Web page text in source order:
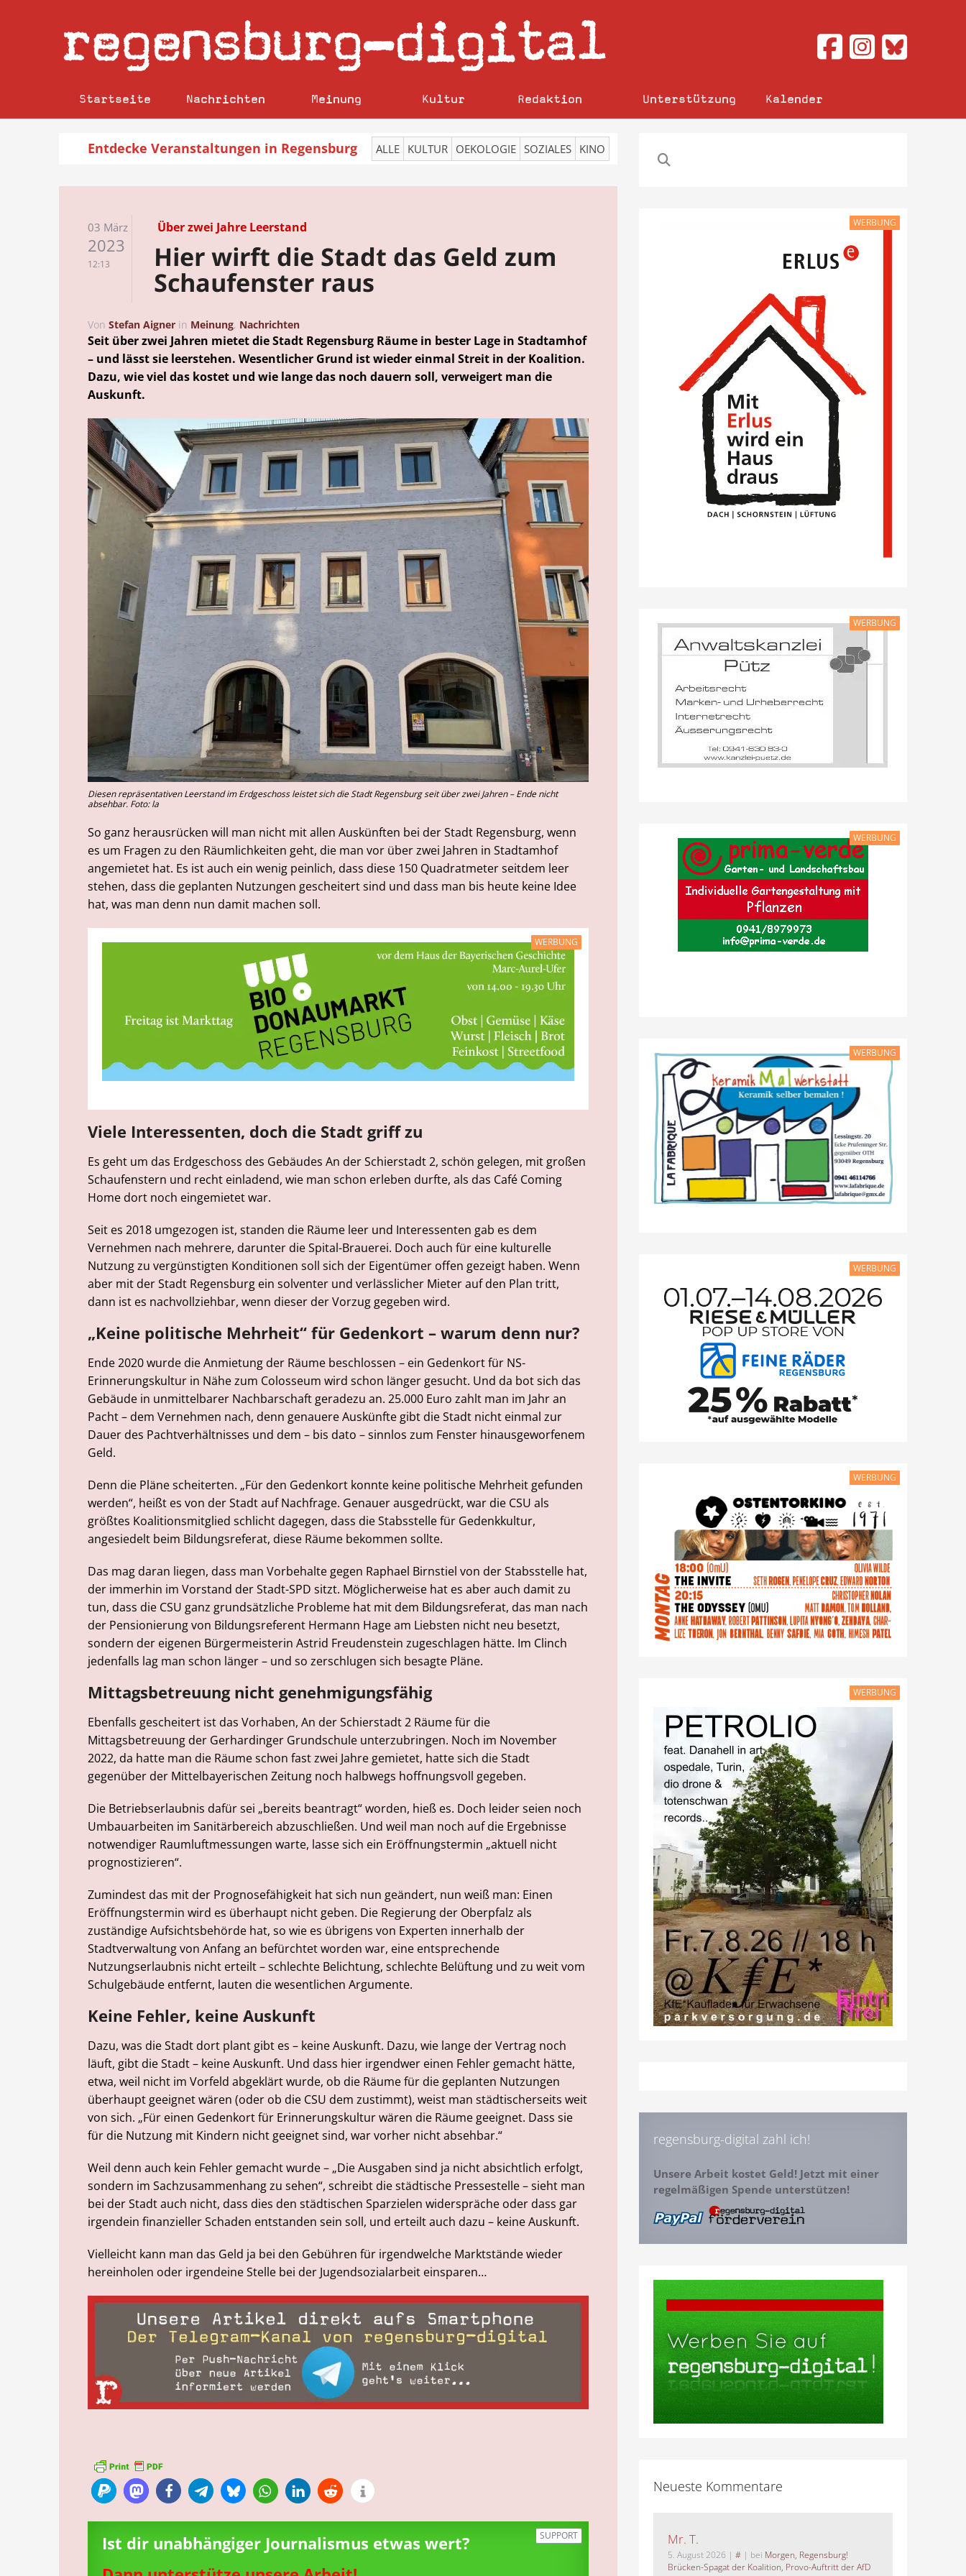
regensburg–digital
Startseite Nachrichten Meinung Kultur Redaktion Unterstützung Kalender
Entdecke Veranstaltungen in Regensburg ALLE KULTUR OEKOLOGIE SOZIALES KINO
03 März
2023
12:13
Über zwei Jahre Leerstand
Hier wirft die Stadt das Geld zum
Schaufenster raus
Von Stefan Aigner in Meinung, Nachrichten
Seit über zwei Jahren mietet die Stadt Regensburg Räume in bester Lage in Stadtamhof
– und lässt sie leerstehen. Wesentlicher Grund ist wieder einmal Streit in der Koalition.
Dazu, wie viel das kostet und wie lange das noch dauern soll, verweigert man die
Auskunft.
Diesen repräsentativen Leerstand im Erdgeschoss leistet sich die Stadt Regensburg seit über zwei Jahren – Ende nicht
absehbar. Foto: la
So ganz herausrücken will man nicht mit allen Auskünften bei der Stadt Regensburg, wenn
es um Fragen zu den Räumlichkeiten geht, die man vor über zwei Jahren in Stadtamhof
angemietet hat. Es ist auch ein wenig peinlich, dass diese 150 Quadratmeter seitdem leer
stehen, dass die geplanten Nutzungen gescheitert sind und dass man bis heute keine Idee
hat, was man denn nun damit machen soll.
WERBUNG
Viele Interessenten, doch die Stadt griff zu
Es geht um das Erdgeschoss des Gebäudes An der Schierstadt 2, schön gelegen, mit großen
Schaufenstern und recht einladend, wie man schon erleben durfte, als das Café Coming
Home dort noch eingemietet war.
Seit es 2018 umgezogen ist, standen die Räume leer und Interessenten gab es dem
Vernehmen nach mehrere, darunter die Spital-Brauerei. Doch auch für eine kulturelle
Nutzung zu vergünstigten Konditionen soll sich der Eigentümer offen gezeigt haben. Wenn
aber mit der Stadt Regensburg ein solventer und verlässlicher Mieter auf den Plan tritt,
dann ist es nachvollziehbar, wenn dieser der Vorzug gegeben wird.
„Keine politische Mehrheit“ für Gedenkort – warum denn nur?
Ende 2020 wurde die Anmietung der Räume beschlossen – ein Gedenkort für NS-
Erinnerungskultur in Nähe zum Colosseum wird schon länger gesucht. Und da bot sich das
Gebäude in unmittelbarer Nachbarschaft geradezu an. 25.000 Euro zahlt man im Jahr an
Pacht – dem Vernehmen nach, denn genauere Auskünfte gibt die Stadt nicht einmal zur
Dauer des Pachtverhältnisses und dem – bis dato – sinnlos zum Fenster hinausgeworfenem
Geld.
Denn die Pläne scheiterten. „Für den Gedenkort konnte keine politische Mehrheit gefunden
werden“, heißt es von der Stadt auf Nachfrage. Genauer ausgedrückt, war die CSU als
größtes Koalitionsmitglied schlicht dagegen, dass die Stabsstelle für Gedenkkultur,
angesiedelt beim Bildungsreferat, diese Räume bekommen sollte.
Das mag daran liegen, dass man Vorbehalte gegen Raphael Birnstiel von der Stabsstelle hat,
der immerhin im Vorstand der Stadt-SPD sitzt. Möglicherweise hat es aber auch damit zu
tun, dass die CSU ganz grundsätzliche Probleme hat mit dem Bildungsreferat, das man nach
der Pensionierung von Bildungsreferent Hermann Hage am Liebsten nicht neu besetzt,
sondern der eigenen Bürgermeisterin Astrid Freudenstein zugeschlagen hätte. Im Clinch
jedenfalls lag man schon länger – und so zerschlugen sich besagte Pläne.
Mittagsbetreuung nicht genehmigungsfähig
Ebenfalls gescheitert ist das Vorhaben, An der Schierstadt 2 Räume für die
Mittagsbetreuung der Gerhardinger Grundschule unterzubringen. Noch im November
2022, da hatte man die Räume schon fast zwei Jahre gemietet, hatte sich die Stadt
gegenüber der Mittelbayerischen Zeitung noch halbwegs hoffnungsvoll gegeben.
Die Betriebserlaubnis dafür sei „bereits beantragt“ worden, hieß es. Doch leider seien noch
Umbauarbeiten im Sanitärbereich abzuschließen. Und weil man noch auf die Ergebnisse
notwendiger Raumluftmessungen warte, lasse sich ein Eröffnungstermin „aktuell nicht
prognostizieren“.
Zumindest das mit der Prognosefähigkeit hat sich nun geändert, nun weiß man: Einen
Eröffnungstermin wird es überhaupt nicht geben. Die Regierung der Oberpfalz als
zuständige Aufsichtsbehörde hat, so wie es übrigens von Experten innerhalb der
Stadtverwaltung von Anfang an befürchtet worden war, eine entsprechende
Nutzungserlaubnis nicht erteilt – schlechte Belichtung, schlechte Belüftung und zu weit vom
Schulgebäude entfernt, lauten die wesentlichen Argumente.
Keine Fehler, keine Auskunft
Dazu, was die Stadt dort plant gibt es – keine Auskunft. Dazu, wie lange der Vertrag noch
läuft, gibt die Stadt – keine Auskunft. Und dass hier irgendwer einen Fehler gemacht hätte,
etwa, weil nicht im Vorfeld abgeklärt wurde, ob die Räume für die geplanten Nutzungen
überhaupt geeignet wären (oder ob die CSU dem zustimmt), weist man städtischerseits weit
von sich. „Für einen Gedenkort für Erinnerungskultur wären die Räume geeignet. Dass sie
für die Nutzung mit Kindern nicht geeignet sind, war vorher nicht absehbar.“
Weil denn auch kein Fehler gemacht wurde – „Die Ausgaben sind ja nicht absichtlich erfolgt,
sondern im Sachzusammenhang zu sehen“, schreibt die städtische Pressestelle – sieht man
bei der Stadt auch nicht, dass dies den städtischen Sparzielen widerspräche oder dass gar
irgendein finanzieller Schaden entstanden sein soll, und erteilt auch dazu – keine Auskunft.
Vielleicht kann man das Geld ja bei den Gebühren für irgendwelche Marktstände wieder
hereinholen oder irgendeine Stelle bei der Jugendsozialarbeit einsparen…
SUPPORT
Ist dir unabhängiger Journalismus etwas wert?
WERBUNG
WERBUNG
WERBUNG
WERBUNG
WERBUNG
WERBUNG
WERBUNG
regensburg-digital zahl ich!
Unsere Arbeit kostet Geld! Jetzt mit einer
regelmäßigen Spende unterstützen!
Neueste Kommentare
Mr. T.
5. August 2026 | #| bei Morgen, Regensburg!
Brücken-Spagat der Koalition, Provo-Auftritt der AfD